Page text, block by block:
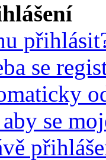
se
se